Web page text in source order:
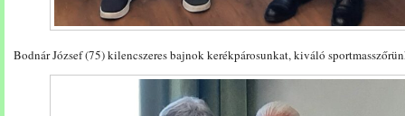
Bodnár József (75) kilencszeres bajnok kerékpárosunkat, kiváló